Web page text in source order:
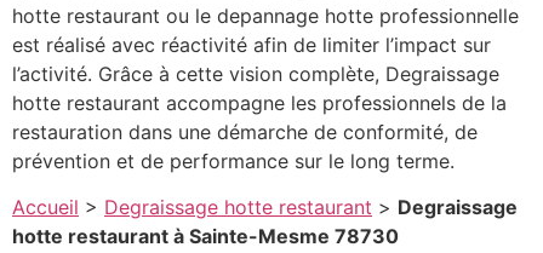
hotte restaurant ou le depannage hotte professionnelle
est réalisé avec réactivité afin de limiter l’impact sur
l’activité. Grâce à cette vision complète, Degraissage
hotte restaurant accompagne les professionnels de la
restauration dans une démarche de conformité, de
prévention et de performance sur le long terme.
Accueil > Degraissage hotte restaurant > Degraissage
hotte restaurant à Sainte-Mesme 78730